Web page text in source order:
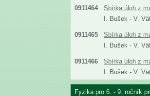
0911464
Sbírka úloh z
I. Bušek - V.
0911465
Sbírka úloh z
I. Bušek - V.
0911466
Sbírka úloh z
I. Bušek - V.
Fyzika pro 6. - 9. ročník